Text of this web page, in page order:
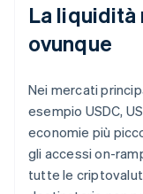
La liquidità
ovunque
Nei mercati
esempio USDC,
economie più
gli accessi on-
tutte le